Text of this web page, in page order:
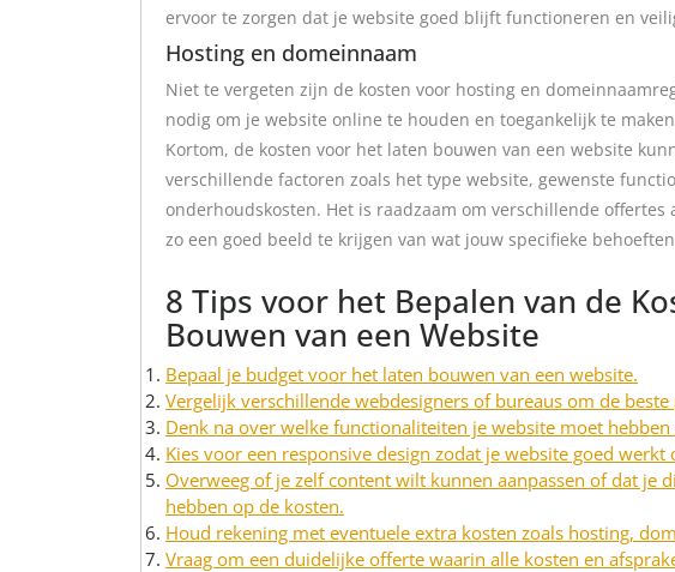
ervoor te zorgen dat je website goed blijft functioneren en
Hosting en domeinnaam
Niet te vergeten zijn de kosten voor hosting en
nodig om je website online te houden en toegankelijk te
Kortom, de kosten voor het laten bouwen van een website
verschillende factoren zoals het type website, gewenste
onderhoudskosten. Het is raadzaam om verschillende
zo een goed beeld te krijgen van wat jouw specifieke
8 Tips voor het Bepalen van de
Bouwen van een Website
Bepaal je budget voor het laten bouwen van een website.
Vergelijk verschillende webdesigners of bureaus om de
Denk na over welke functionaliteiten je website moet
Kies voor een responsive design zodat je website goed werkt
Overweeg of je zelf content wilt kunnen aanpassen of dat je
hebben op de kosten.
Houd rekening met eventuele extra kosten zoals hosting,
Vraag om een duidelijke offerte waarin alle kosten en